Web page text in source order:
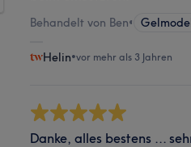
Behandelt von Ben•
Helin•vor mehr als 3 Jahren
Danke, alles bestens ...